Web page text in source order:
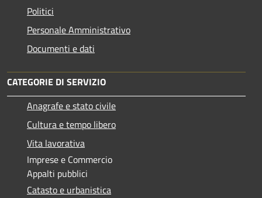
Politici
Personale Amministrativo
Documenti e dati
CATEGORIE DI SERVIZIO
Anagrafe e stato civile
Cultura e tempo libero
Vita lavorativa
Imprese e Commercio
Appalti pubblici
Catasto e urbanistica